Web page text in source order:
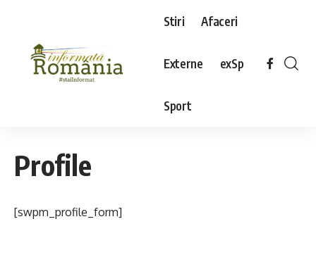
Stiri Afaceri
Externe exSp
Sport
Profile
[swpm_profile_form]